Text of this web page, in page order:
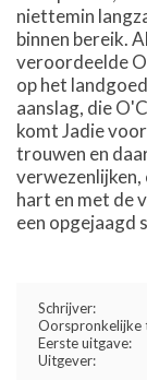
niettemin
binnen bereik.
veroordeelde
op het
aanslag, die
komt Jadie
trouwen en
verwezenlijken,
hart en met de
een opgejaagd
Schrijver:
Oorspronkelijke
Eerste uitgave:
Uitgever: